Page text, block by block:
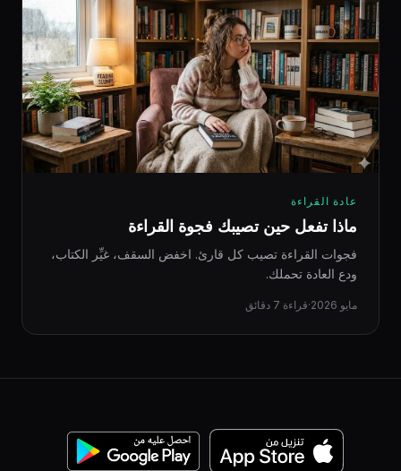
عادة القراءة
ماذا تفعل حين تصيبك فجوة القراءة
فجوات القراءة تصيب كل قارئ. اخفض السقف، غيِّر الكتاب،
ودع العادة تحملك.
مايو 2026 ·قراءة 7 دقائق